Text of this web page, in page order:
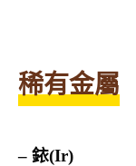
稀有金屬
– 銥(Ir)